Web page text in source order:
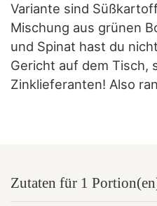
Variante sind
Mischung aus grünen
und Spinat hast du
Gericht auf dem Tisch,
Zinklieferanten! Also
Zutaten für 1